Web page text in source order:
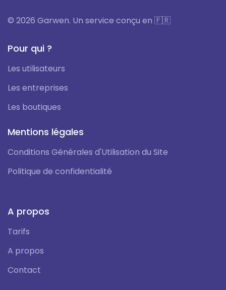
© 2026 Garwen. Un service conçu en 🇫🇷
Pour qui ?
Les utilisateurs
Les entreprises
Les boutiques
Mentions légales
Conditions Générales d'Utilisation du Site
Politique de confidentialité
A propos
Tarifs
A propos
Contact